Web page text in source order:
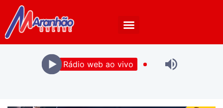
Rádio web ao vivo